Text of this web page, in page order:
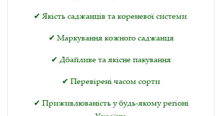
✔ Якість саджанців та кореневої системи
✔ Маркування кожного саджанця
✔ Дбайливе та якісне пакування
✔ Перевірені часом сорти
✔ Приживлюваність у будь-якому регіоні